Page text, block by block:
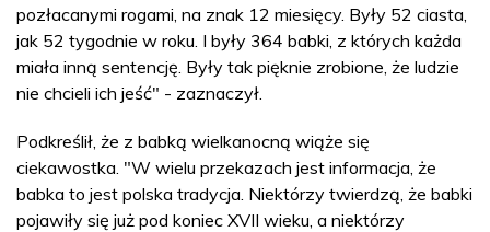
pozłacanymi rogami, na znak 12 miesięcy. Były 52 ciasta,
jak 52 tygodnie w roku. I były 364 babki, z których każda
miała inną sentencję. Były tak pięknie zrobione, że ludzie
nie chcieli ich jeść" - zaznaczył.
Podkreślił, że z babką wielkanocną wiąże się
ciekawostka. "W wielu przekazach jest informacja, że
babka to jest polska tradycja. Niektórzy twierdzą, że babki
pojawiły się już pod koniec XVII wieku, a niektórzy